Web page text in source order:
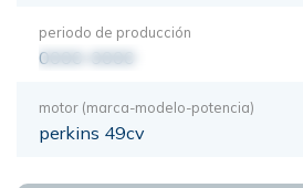
periodo de producción
0000-0000
motor (marca-modelo-potencia)
perkins 49cv